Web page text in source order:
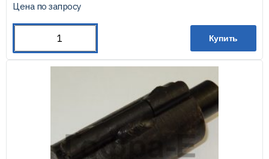
Цена по запросу
Купить